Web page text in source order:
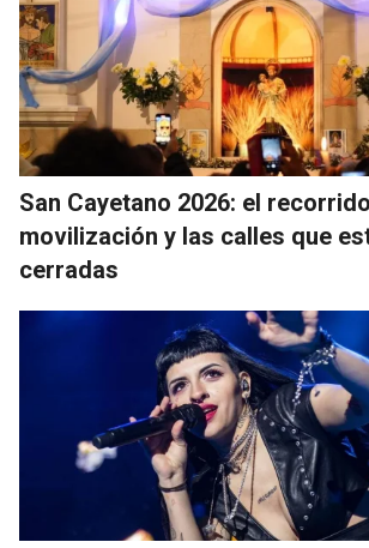
San Cayetano 2026: el
movilización y las calles que
cerradas